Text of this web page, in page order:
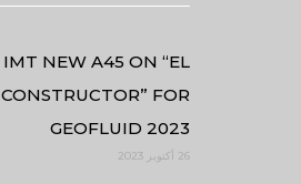
IMT NEW A45 ON “EL
CONSTRUCTOR” FOR
GEOFLUID 2023
26 أكتوبر 2023